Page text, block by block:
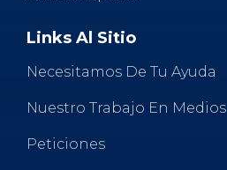
Links Al Sitio
Necesitamos De Tu Ayuda
Nuestro Trabajo En Medios
Peticiones